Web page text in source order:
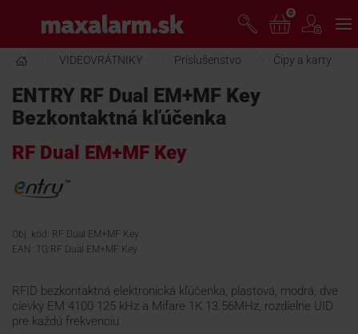
hlavnému
obsahu
www.maxalarm.sk
AKCIA MESIACA
PRODUKTY
SPOLOČNOSŤ
ŠKOLENIE
0
VIDEOVRÁTNIKY Príslušenstvo Čipy a karty
ENTRY RF Dual EM+MF Key
Bezkontaktná kľúčenka
RF Dual EM+MF Key
Obj. kód: RF Dual EM+MF Key
EAN: TG:RF Dual EM+MF Key
RFID bezkontaktná elektronická kľúčenka, plastová, modrá, dve
cievky EM 4100 125 kHz a Mifare 1K 13.56MHz, rozdielne UID
pre každú frekvenciu